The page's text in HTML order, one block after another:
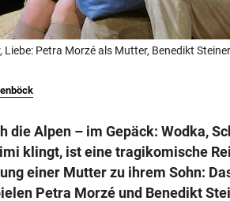
Liebe: Petra Morzé als Mutter, Benedikt
die Alpen – im Gepäck: Wodka,
klingt, ist eine tragikomische
einer Mutter zu ihrem Sohn:
Petra Morzé und Benedikt